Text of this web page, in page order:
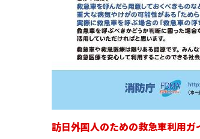
訪日外国人のための救急車利